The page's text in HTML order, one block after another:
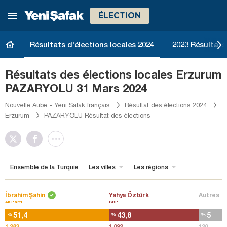
ÉLECTION
Résultats d'élections locales 2024 2023
Résultats des élections locales Erzurum
PAZARYOLU 31 Mars 2024
Nouvelle Aube - Yeni Safak français
Résultat des élections 2024
Erzurum
PAZARYOLU Résultat des élections
Ensemble de la Turquie Les villes Les régions
İbrahim Şahin
AK Parti
%51,4
Yahya Öztürk
BBP
% 43,8
Autres
% 5